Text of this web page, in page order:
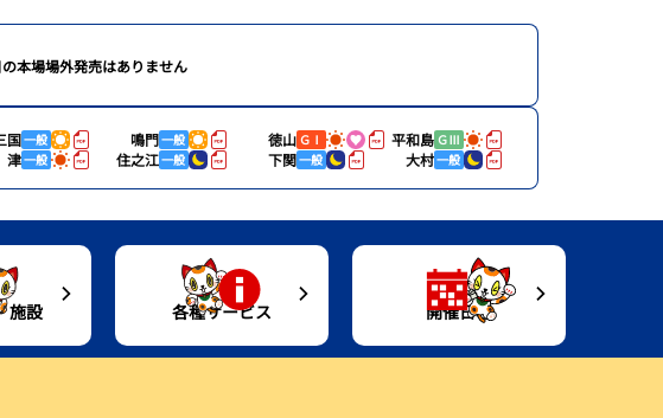
本場場外発売はありません
国一般 鳴門一般 徳山 ＧⅠ 平和島 ＧⅢ
津一般 住之江一般 下関一般 大村一般
施設 各種サービス 開催日程